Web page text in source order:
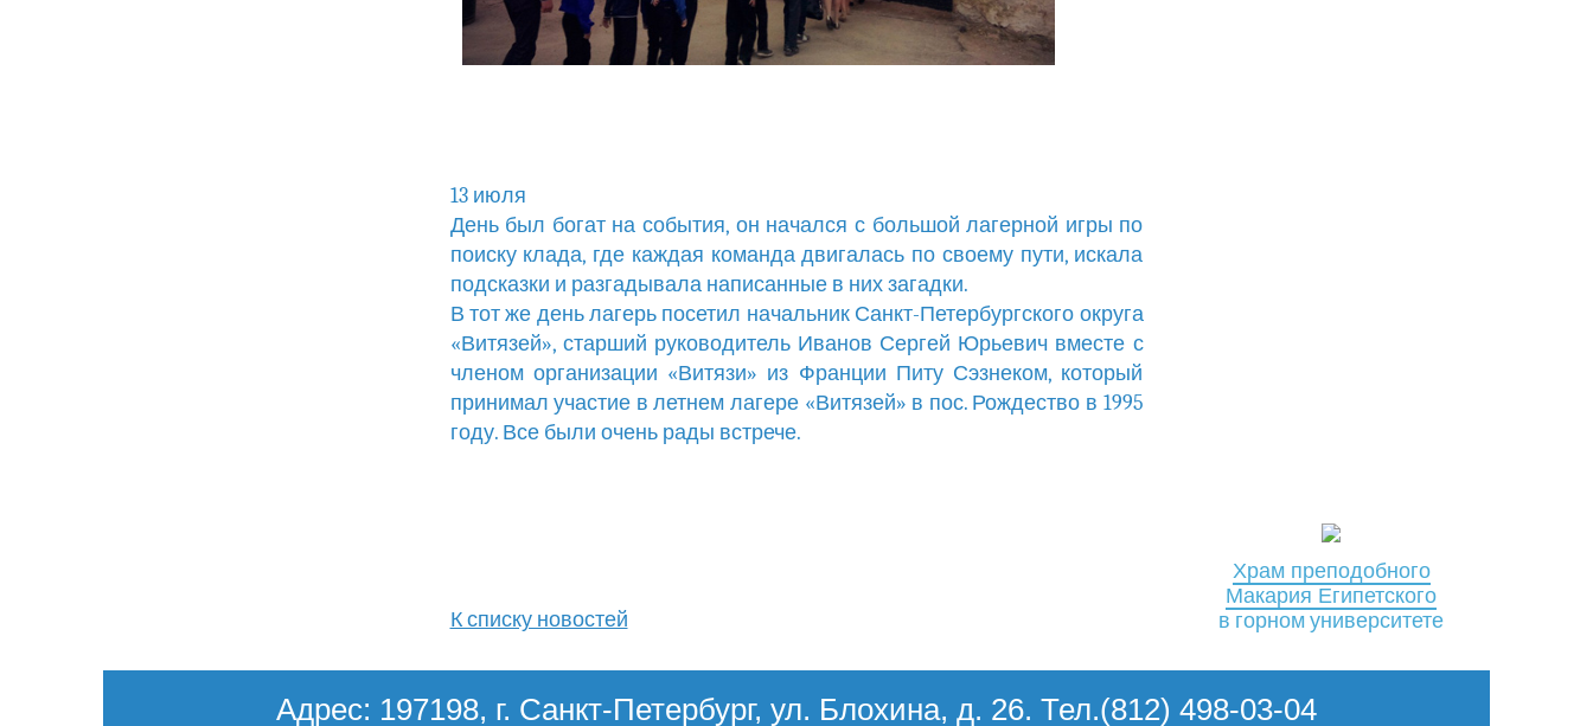
13 июля
День был богат на события, он начался с большой лагерной игры по
поиску клада, где каждая команда двигалась по своему пути, искала
подсказки и разгадывала написанные в них загадки.
В тот же день лагерь посетил начальник Санкт-Петербургского округа
«Витязей», старший руководитель Иванов Сергей Юрьевич вместе с
членом организации «Витязи» из Франции Питу Сэзнеком, который
принимал участие в летнем лагере «Витязей» в пос. Рождество в 1995
году. Все были очень рады встрече.
К списку новостей
Храм преподобного
Макария Египетского
в горном университете
Адрес: 197198, г. Санкт-Петербург, ул. Блохина, д. 26. Тел.(812) 498-03-04